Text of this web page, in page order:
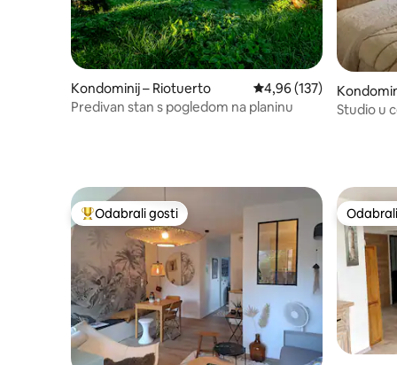
Kondominij – Riotuerto Prosječna ocjena: 4,96/
4,96 (137)
Predivan stan s pogledom na planinu
Studio u
Među najviše rangiranima s oznakom „Odabrali gosti”
Odabrali gosti